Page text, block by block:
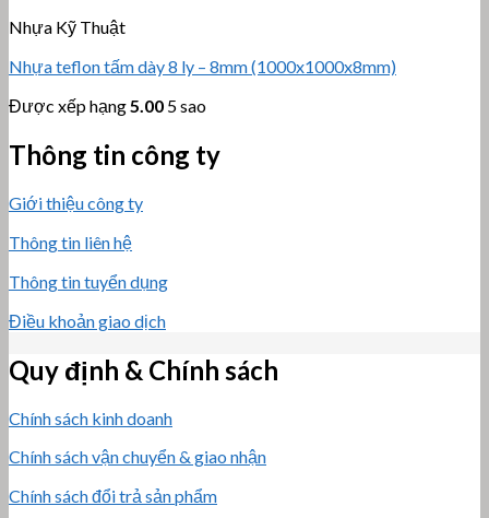
Nhựa Kỹ Thuật
Nhựa teflon tấm dày 8 ly – 8mm (1000x1000x8mm)
Được xếp hạng 5.00 5 sao
Thông tin công ty
Giới thiệu công ty
Thông tin liên hệ
Thông tin tuyển dụng
Điều khoản giao dịch
Quy định & Chính sách
Chính sách kinh doanh
Chính sách vận chuyển & giao nhận
Chính sách đổi trả sản phẩm